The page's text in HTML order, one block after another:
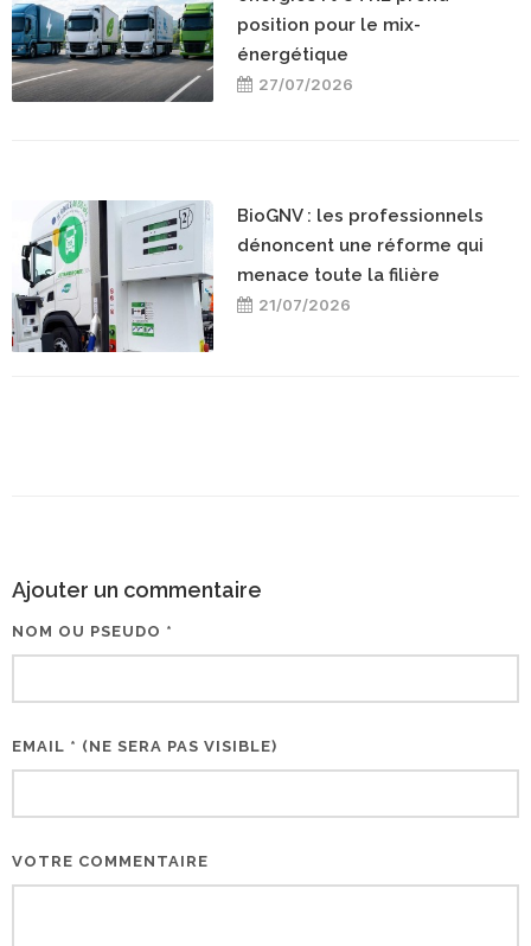
position pour le mix-
énergétique
27/07/2026
BioGNV : les professionnels
dénoncent une réforme qui
menace toute la filière
21/07/2026
Ajouter un commentaire
NOM OU PSEUDO *
EMAIL * (NE SERA PAS VISIBLE)
VOTRE COMMENTAIRE